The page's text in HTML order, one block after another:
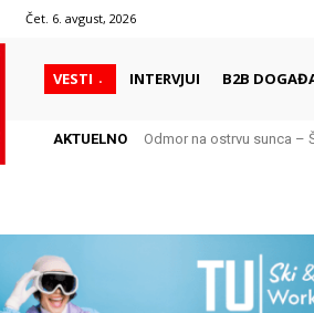
Čet. 6. avgust, 2026
VESTI INTERVJUI B2B
AKTUELNO Autentični biser Italije
Odmor na ostrvu sunca –